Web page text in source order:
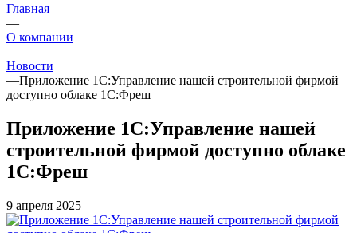
Главная
—
О компании
—
Новости
—Приложение 1С:Управление нашей строительной фирмой
доступно облаке 1С:Фреш
Приложение 1С:Управление нашей
строительной фирмой доступно облаке
1С:Фреш
9 апреля 2025